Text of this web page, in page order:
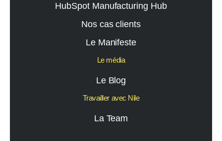
HubSpot Manufacturing Hub
Nos cas clients
Le Manifeste
Le média
Le Blog
Travailler avec Nile
La Team